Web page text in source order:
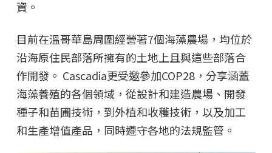
資。
目前在溫哥華島周圍經營著7個海藻農場，均位於
沿海原住民部落所擁有的土地上且與這些部落合
作開發。 Cascadia更受邀參加COP28，分享涵蓋
海藻養殖的各個領域，從設計和建造農場、開發
種子和苗圃技術，到外植和收穫技術，以及加工
和生產增值產品，同時遵守各地的法規監管。